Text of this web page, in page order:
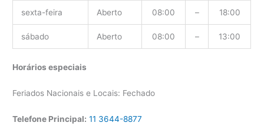
sexta-feira Aberto 08:00 – 18:00
sábado Aberto 08:00 – 13:00
Horários especiais
Feriados Nacionais e Locais: Fechado
Telefone Principal: 11 3644-8877